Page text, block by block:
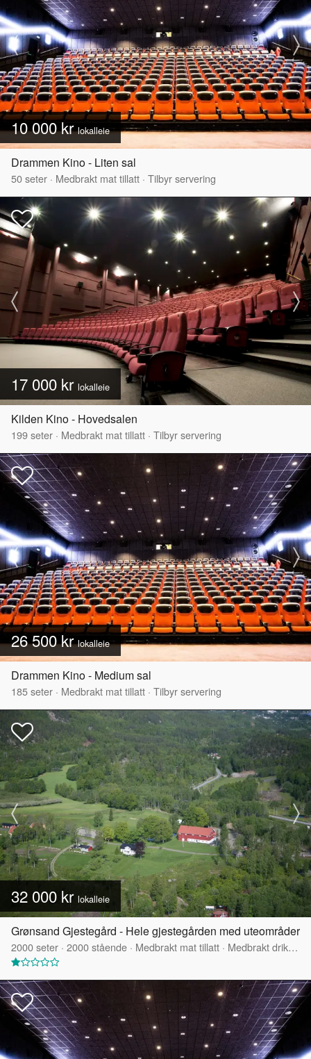
10 000 krlokalleie
Drammen Kino - Liten sal
50seter · Medbrakt mat tillatt · Tilbyr servering
17 000 kr lokalleie
Kilden Kino - Hovedsalen
199seter · Medbrakt mat tillatt · Tilbyr servering
26 500 krlokalleie
Drammen Kino - Medium sal
185seter · Medbrakt mat tillatt · Tilbyr servering
32 000 kr lokalleie
Grønsand Gjestegård - Hele gjestegården med uteområder
2000seter · 2000stående · Medbrakt mat tillatt · Medbrakt drikke tillatt